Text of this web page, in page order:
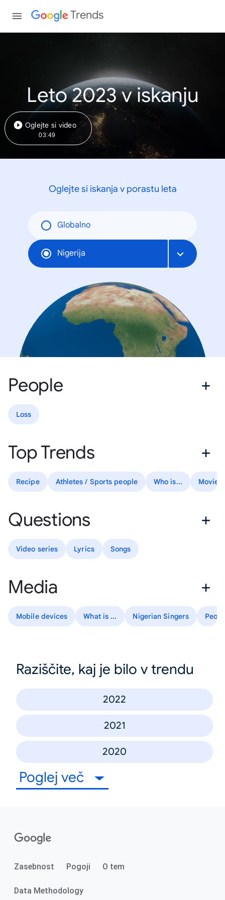
Trends
Leto 2023 v iskanju
Oglejte si video
03:49
Oglejte si iskanja v porastu leta
Globalno
Nigerija
People
Loss
Top Trends
Recipe Athletes / Sports people Who is... Movies
Questions
Video series Lyrics Songs
Media
Mobile devices What is ... Nigerian Singers
Raziščite, kaj je bilo v trendu
2022
2021
2020
Poglej več
Zasebnost Pogoji O tem
Data Methodology